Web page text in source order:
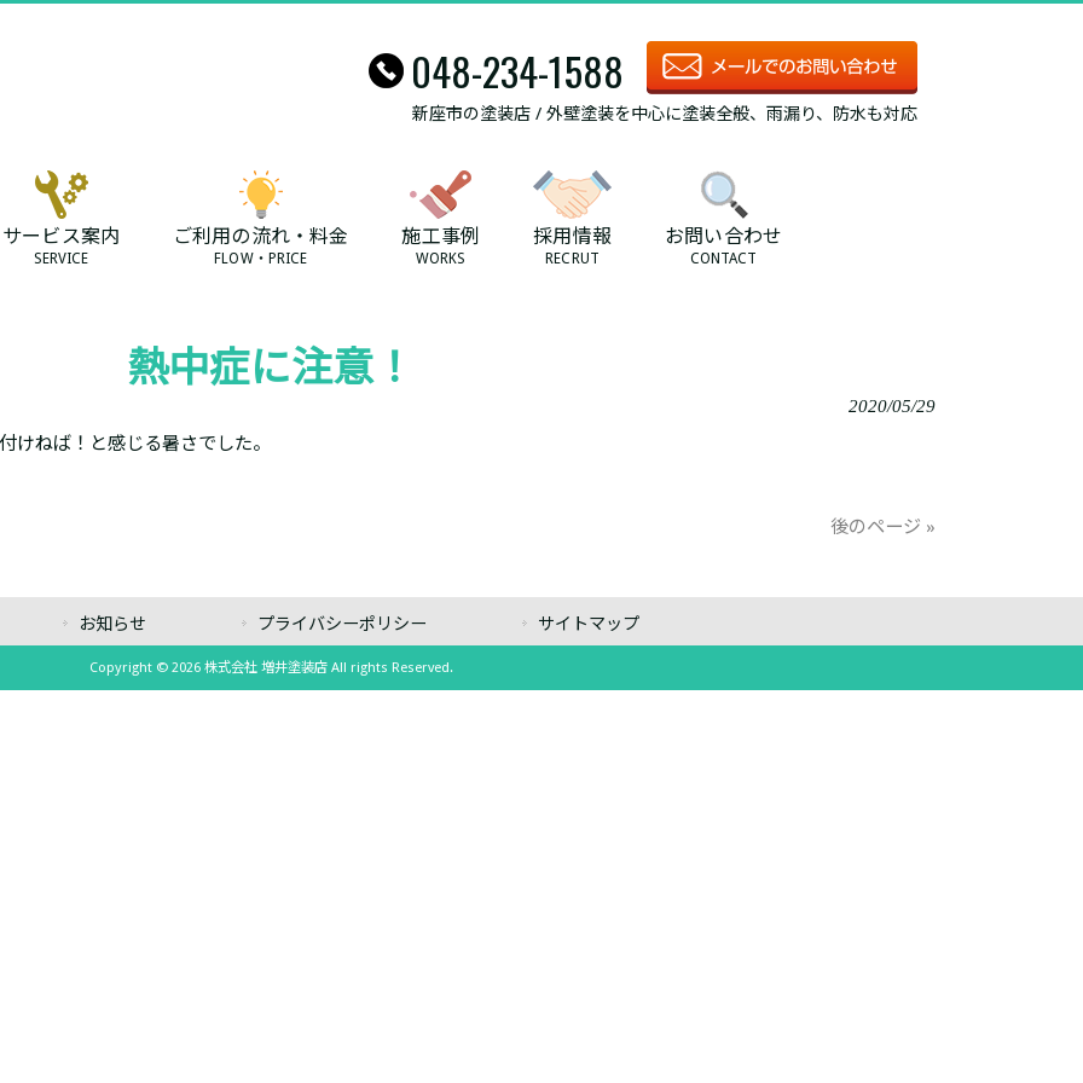
048-234-1588
新座市の塗装店 / 外壁塗装を中心に塗装全般、雨漏り、防水も対応
サービス案内
SERVICE
ご利用の流れ・料金
FLOW・PRICE
施工事例
WORKS
採用情報
RECRUT
お問い合わせ
CONTACT
熱中症に注意！
2020/05/29
けねば！と感じる暑さでした。
後のページ »
お知らせ プライバシーポリシー サイトマップ
Copyright © 2026 株式会社 増井塗装店 All rights Reserved.